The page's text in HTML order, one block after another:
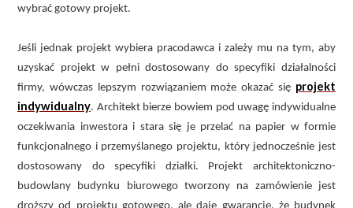
wybrać gotowy projekt.
Jeśli jednak projekt wybiera pracodawca i zależy mu na tym, aby
uzyskać projekt w pełni dostosowany do specyfiki działalności
firmy, wówczas lepszym rozwiązaniem może okazać się projekt
indywidualny. Architekt bierze bowiem pod uwagę indywidualne
oczekiwania inwestora i stara się je przelać na papier w formie
funkcjonalnego i przemyślanego projektu, który jednocześnie jest
dostosowany do specyfiki działki. Projekt architektoniczno-
budowlany budynku biurowego tworzony na zamówienie jest